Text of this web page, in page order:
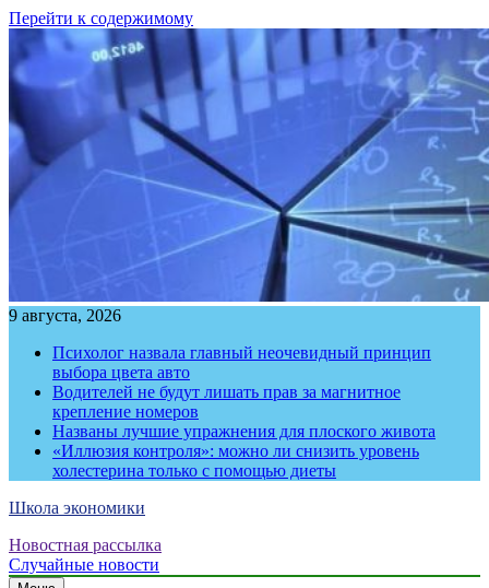
Перейти к содержимому
9 августа, 2026
Психолог назвала главный неочевидный принцип
выбора цвета авто
Водителей не будут лишать прав за магнитное
крепление номеров
Названы лучшие упражнения для плоского живота
«Иллюзия контроля»: можно ли снизить уровень
холестерина только с помощью диеты
Школа экономики
Новостная рассылка
Случайные новости